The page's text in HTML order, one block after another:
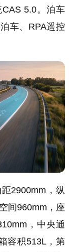
CAS 5.0。泊车
车、RPA遥控
2900mm，纵
间960mm，座
，中央通
容积513L，第